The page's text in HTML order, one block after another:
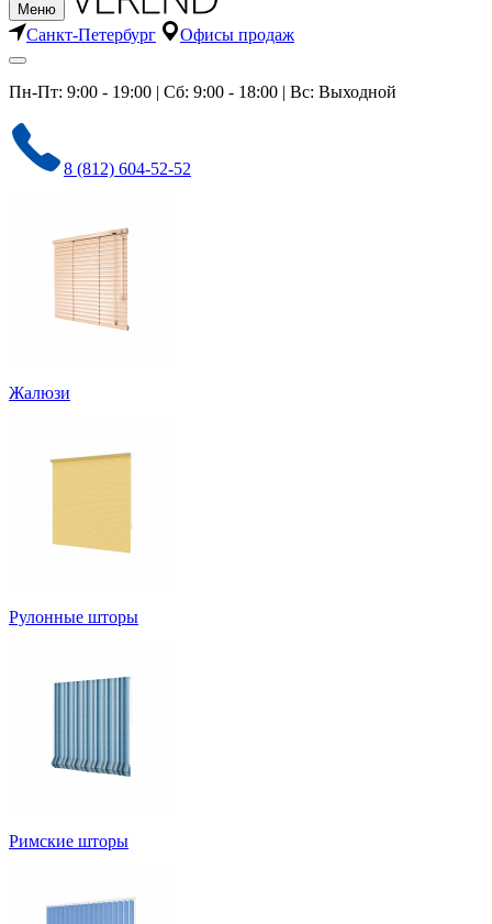
Меню
Санкт-Петербург Офисы продаж
Пн-Пт: 9:00 - 19:00 | Сб: 9:00 - 18:00 | Вс: Выходной
8 (812) 604-52-52
Жалюзи
Рулонные шторы
Римские шторы